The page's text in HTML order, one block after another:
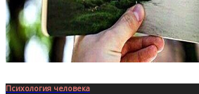
Психология человека